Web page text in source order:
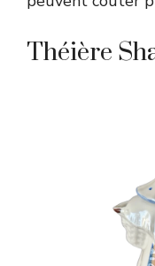
Théière